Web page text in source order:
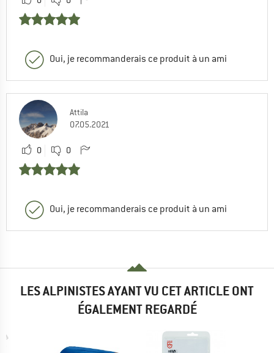
Oui, je recommanderais ce produit à un ami
Attila
07.05.2021
0 0
Oui, je recommanderais ce produit à un ami
LES ALPINISTES AYANT VU CET ARTICLE ONT
ÉGALEMENT REGARDÉ